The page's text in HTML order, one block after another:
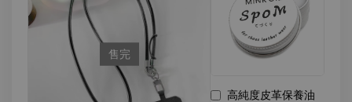
售完
高純度皮革保養油